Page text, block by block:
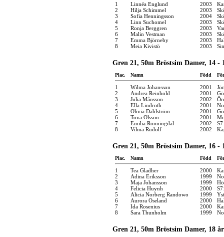
1 Linnéa Englund 2003
2
Hilja Schimmel 2003
3
Sofia Henningsson 2004
4
Linn Suchomel 2003
5
Ronja Berggren 2003
6
Malin Vestman 2003
7
Emma Björneby 2003
8
Meia Kivistö 2003
Gren 21, 50m Bröstsim Damer, 14 -
Plac. Namn Född
1 Wilma Johansson 2001
2
Andrea Reinhold 2001
3
Julia Månsson 2002
4
Ella Lindroth 2001
5
Olivia Dahlström 2001
6
Tova Olsson 2001
7
Emilia Rönningdal 2002
8
Vilma Rudolf 2002
Gren 21, 50m Bröstsim Damer, 16 -
Plac. Namn Född
1 Tea Gladher 2000
2
Adina Eriksson 1999
3
Maja Johansson 1999
4
Felicia Huynh 2000
5
Alicia Norberg Randowo 1999
6
Aurora Oseland 2000
7
Ida Rosenius 2000
8
Sara Thunholm 1999
Gren 21, 50m Bröstsim Damer, 18